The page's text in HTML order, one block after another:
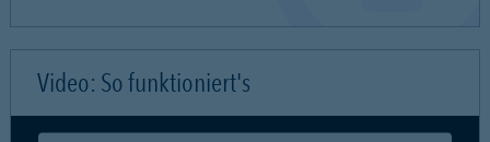
Video: So funktioniert's